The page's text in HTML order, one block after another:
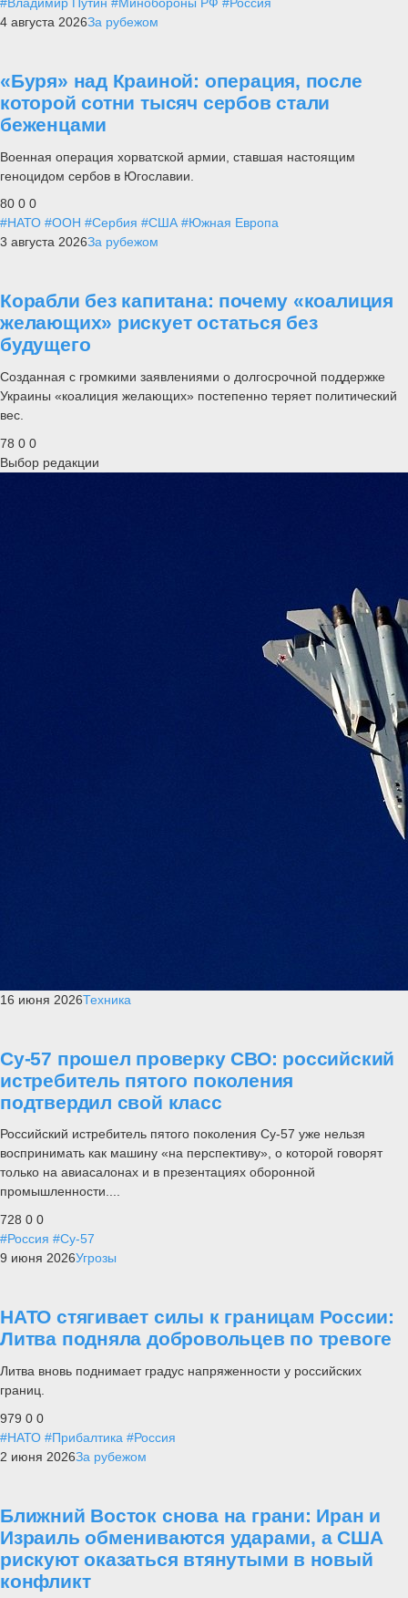
4 августа 2026За рубежом
«Буря» над Краиной: операция, после
которой сотни тысяч сербов стали
беженцами
Военная операция хорватской армии, ставшая настоящим
геноцидом сербов в Югославии.
80 0 0
#НАТО #ООН #Сербия #США #Южная Европа
3 августа 2026За рубежом
Корабли без капитана: почему «коалиция
желающих» рискует остаться без
будущего
Созданная с громкими заявлениями о долгосрочной поддержке
Украины «коалиция желающих» постепенно теряет политический
вес.
78 0 0
Выбор редакции
16 июня 2026Техника
Су-57 прошел проверку СВО: российский
истребитель пятого поколения
подтвердил свой класс
Российский истребитель пятого поколения Су-57 уже нельзя
воспринимать как машину «на перспективу», о которой говорят
только на авиасалонах и в презентациях оборонной
промышленности....
728 0 0
#Россия #Су-57
9 июня 2026Угрозы
НАТО стягивает силы к границам России:
Литва подняла добровольцев по тревоге
Литва вновь поднимает градус напряженности у российских
границ.
979 0 0
#НАТО #Прибалтика #Россия
2 июня 2026За рубежом
Ближний Восток снова на грани: Иран и
Израиль обмениваются ударами, а США
рискуют оказаться втянутыми в новый
конфликт